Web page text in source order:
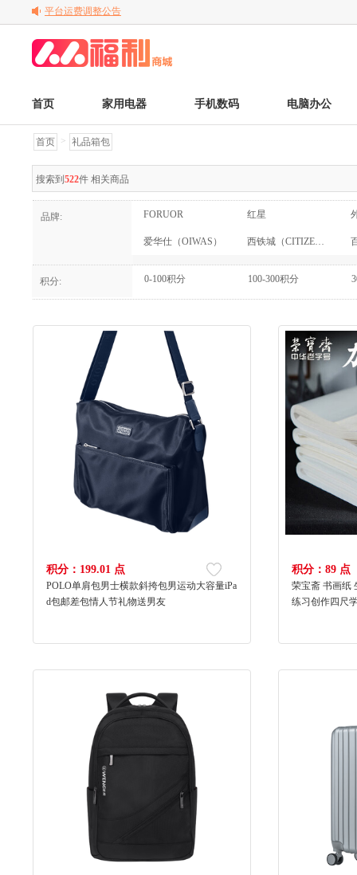
关于变更电子发票的公告
首页 家用电器 手机数码 电脑办公